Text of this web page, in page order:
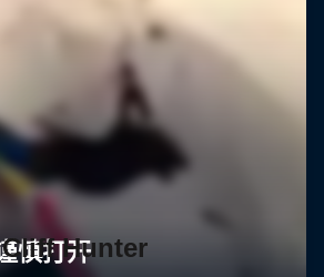
Cliff Hunter